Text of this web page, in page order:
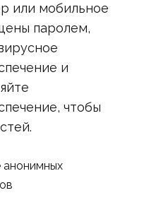
или мобильное
паролем,
и
чтобы
анонимных